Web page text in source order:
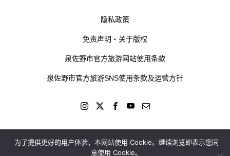
隐私政策
免责声明・关于版权
泉佐野市官方旅游网站使用条款
泉佐野市官方旅游SNS使用条款及运营方针
kokotabi izumisano © 2024
为了提供更好的用户体验，本网站使用 Cookie。继续浏览即表示您同
意使用 Cookie。